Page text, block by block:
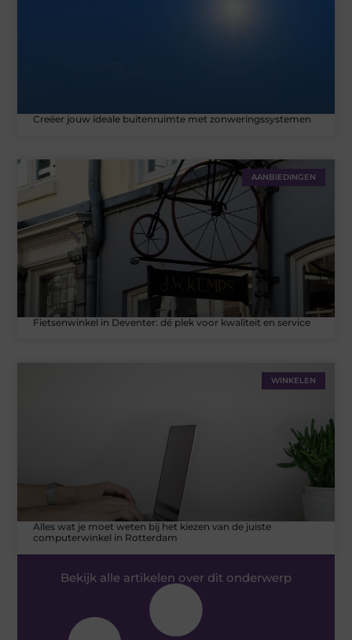
Creëer jouw ideale buitenruimte met zonweringssystemen
AANBIEDINGEN
Fietsenwinkel in Deventer: dé plek voor kwaliteit en service
WINKELEN
Alles wat je moet weten bij het kiezen van de juiste
computerwinkel in Rotterdam
Bekijk alle artikelen over dit onderwerp